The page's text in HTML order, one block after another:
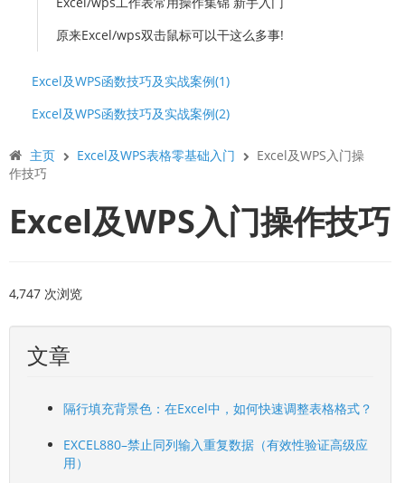
原来Excel/wps双击鼠标可以干这么多事!
Excel及WPS函数技巧及实战案例(1)
Excel及WPS函数技巧及实战案例(2)
主页 Excel及WPS表格零基础入门
Excel及WPS入门操
作技巧
Excel及WPS入门操作技巧
4,747 次浏览
文章
隔行填充背景色：在Excel中，如何快速调整表格格式？
EXCEL880–禁止同列输入重复数据（有效性验证高级应
用）